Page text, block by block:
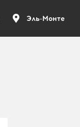
Эль-Монте